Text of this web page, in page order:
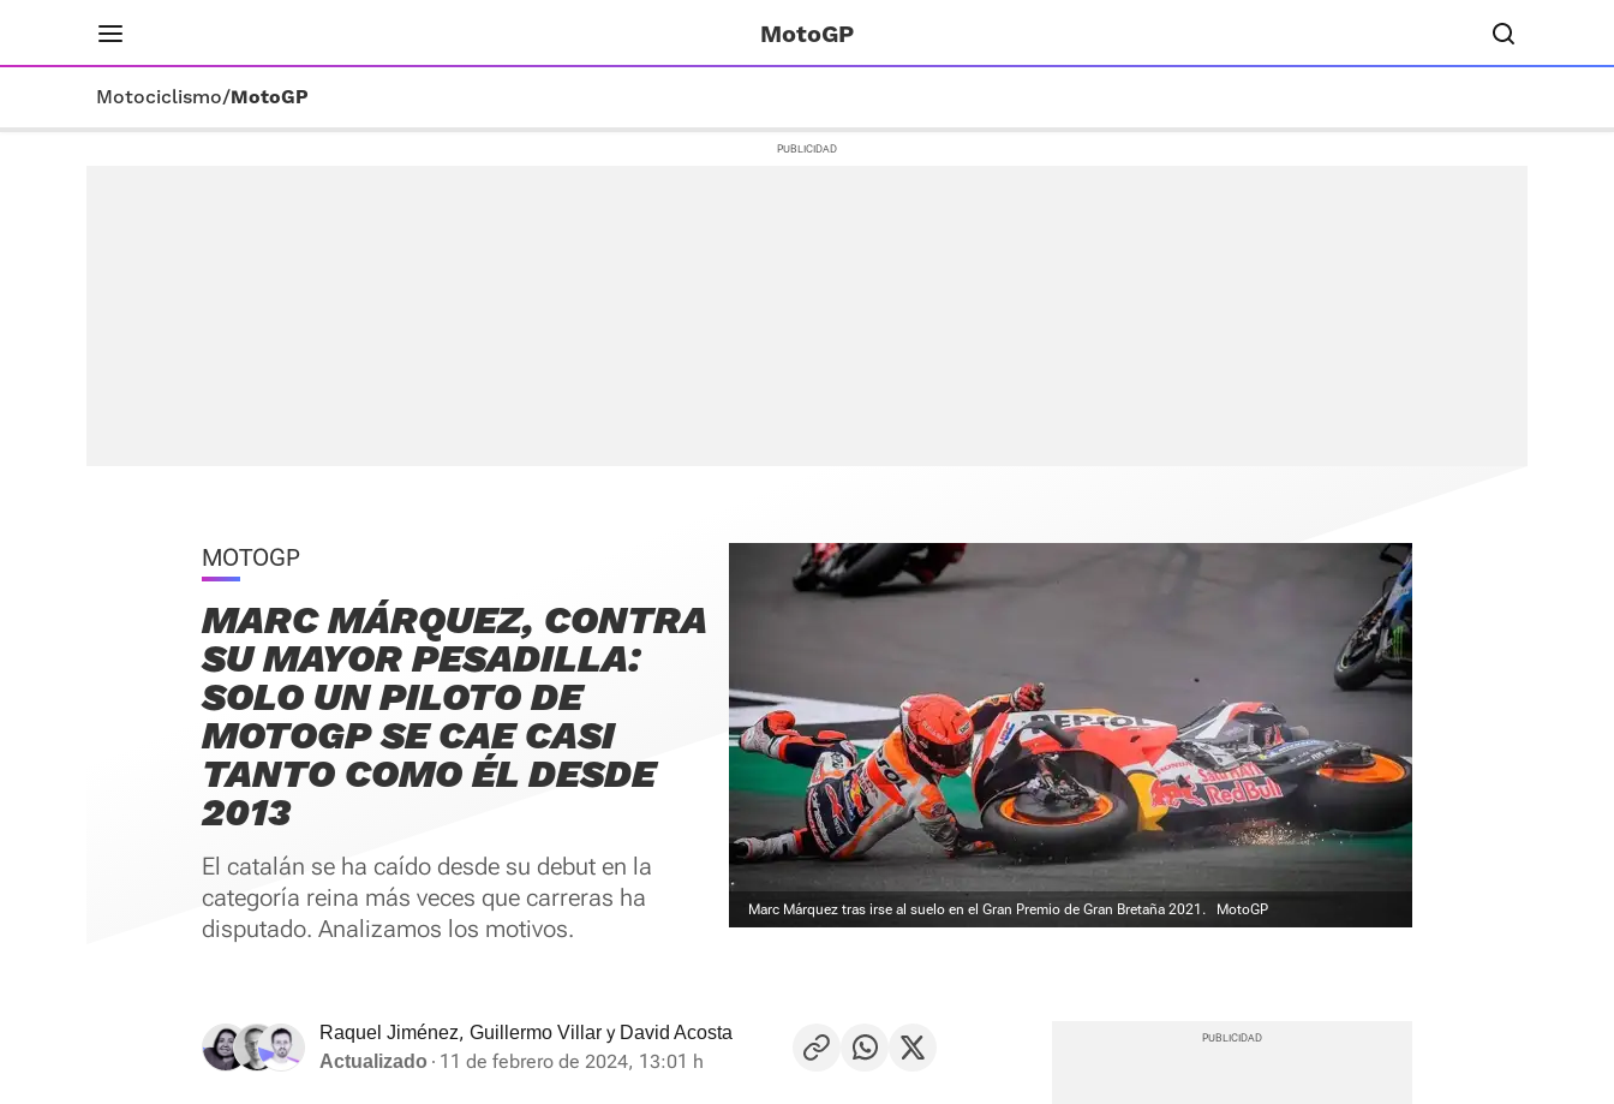
MotoGP
Motociclismo/MotoGP
MOTOGP
MARC MÁRQUEZ, CONTRA
SU MAYOR PESADILLA:
SOLO UN PILOTO DE
MOTOGP SE CAE CASI
TANTO COMO ÉL DESDE
2013
El catalán se ha caído desde su debut en la
categoría reina más veces que carreras ha
disputado. Analizamos los motivos.
Marc Márquez tras irse al suelo en el Gran Premio de Gran Bretaña 2021. MotoGP
Raquel Jiménez, Guillermo Villar y David Acosta
Actualizado
11 de febrero de 2024, 13:01 h